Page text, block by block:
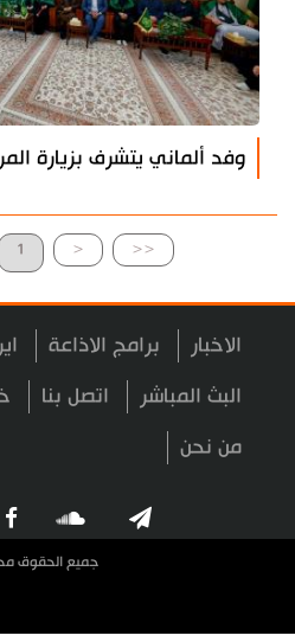
وفد ألماني يتشرف بزيارة
1 < <<
الاخبار برامج الاذاعة
البث المباشر اتصل بنا
من نحن
جميع الحقوق